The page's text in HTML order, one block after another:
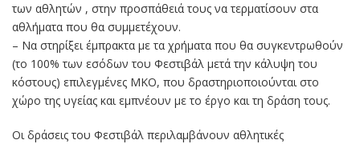
των αθλητών , στην προσπάθειά τους να τερματίσουν στα
αθλήματα που θα συμμετέχουν.
– Να στηρίξει έμπρακτα με τα χρήματα που θα συγκεντρωθούν
(το 100% των εσόδων του Φεστιβάλ μετά την κάλυψη του
κόστους) επιλεγμένες ΜΚΟ, που δραστηριοποιούνται στο
χώρο της υγείας και εμπνέουν με το έργο και τη δράση τους.
Οι δράσεις του Φεστιβάλ περιλαμβάνουν αθλητικές